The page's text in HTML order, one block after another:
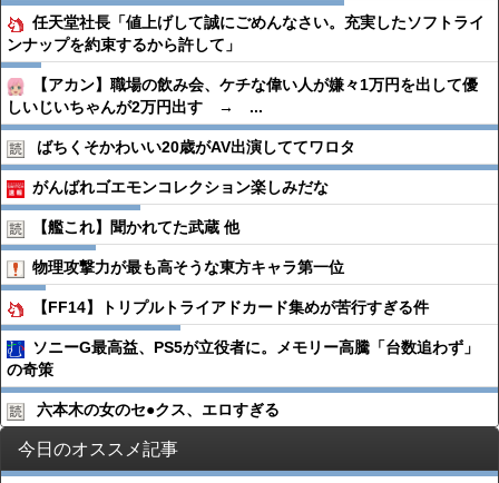
任天堂社長「値上げして誠にごめんなさい。充実したソフトライ
ンナップを約束するから許して」
【アカン】職場の飲み会、ケチな偉い人が嫌々1万円を出して優
しいじいちゃんが2万円出す → ...
ばちくそかわいい20歳がAV出演しててワロタ
がんばれゴエモンコレクション楽しみだな
【艦これ】聞かれてた武蔵 他
物理攻撃力が最も高そうな東方キャラ第一位
【FF14】トリプルトライアドカード集めが苦行すぎる件
ソニーG最高益、PS5が立役者に。メモリー高騰「台数追わず」
の奇策
六本木の女のセ●︎クス、エロすぎる
今日のオススメ記事